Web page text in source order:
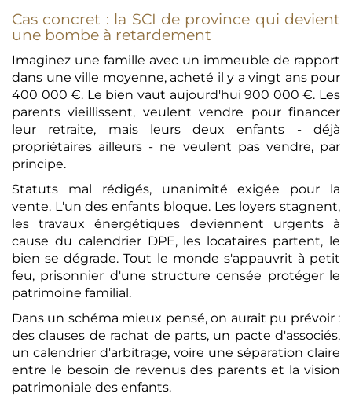
Cas concret : la SCI de province qui devient
une bombe à retardement
Imaginez une famille avec un immeuble de rapport
dans une ville moyenne, acheté il y a vingt ans pour
400 000 €. Le bien vaut aujourd'hui 900 000 €. Les
parents vieillissent, veulent vendre pour financer
leur retraite, mais leurs deux enfants - déjà
propriétaires ailleurs - ne veulent pas vendre, par
principe.
Statuts mal rédigés, unanimité exigée pour la
vente. L'un des enfants bloque. Les loyers stagnent,
les travaux énergétiques deviennent urgents à
cause du calendrier DPE, les locataires partent, le
bien se dégrade. Tout le monde s'appauvrit à petit
feu, prisonnier d'une structure censée protéger le
patrimoine familial.
Dans un schéma mieux pensé, on aurait pu prévoir :
des clauses de rachat de parts, un pacte d'associés,
un calendrier d'arbitrage, voire une séparation claire
entre le besoin de revenus des parents et la vision
patrimoniale des enfants.